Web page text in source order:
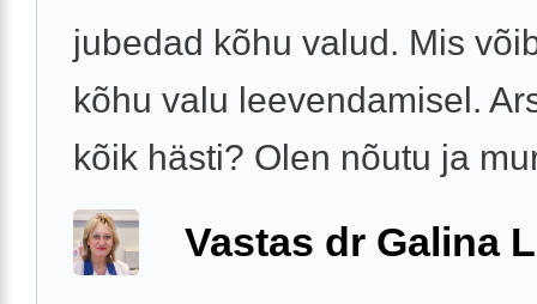
jubedad kõhu valud. Mis
kõhu valu leevendamisel.
kõik hästi? Olen nõutu ja
Vastas dr Galina